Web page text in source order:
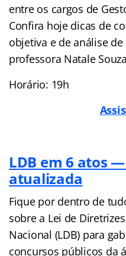
entre os cargos de
Confira hoje dicas de
objetiva e de análise
professora Natale
Horário: 19h
LDB em 6 atos
atualizada
Fique por dentro de
sobre a Lei de
Nacional (LDB) para
concursos públicos da